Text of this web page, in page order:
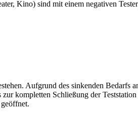
Kino) sind mit einem negativen
Aufgrund des sinkenden Bedarfs
kompletten Schließung der